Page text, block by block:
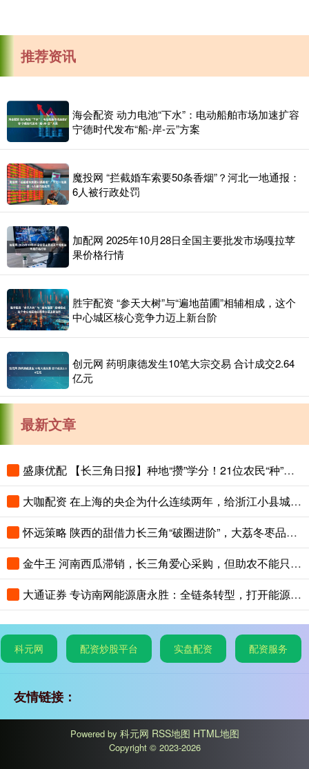
推荐资讯
海会配资 动力电池“下水”：电动船舶市场加速扩容
宁德时代发布“船-岸-云”方案
魔投网 “拦截婚车索要50条香烟”？河北一地通报：
6人被行政处罚
加配网 2025年10月28日全国主要批发市场嘎拉苹
果价格行情
胜宇配资 “参天大树”与“遍地苗圃”相辅相成，这个
中心城区核心竞争力迈上新台阶
创元网 药明康德发生10笔大宗交易 合计成交2.64
亿元
最新文章
盛康优配 【长三角日报】种地“攒”学分！21位农民“种”出大专文凭
大咖配资 在上海的央企为什么连续两年，给浙江小县城里的这个创新中心写感谢信？
怀远策略 陕西的甜借力长三角“破圈进阶”，大荔冬枣品鉴会在沪举办
金牛王 河南西瓜滞销，长三角爱心采购，但助农不能只靠爱心救场
大通证券 专访南网能源唐永胜：全链条转型，打开能源低碳发展新赛道
科元网 配资炒股平台 实盘配资 配资服务
友情链接：
Powered by 科元网 RSS地图 HTML地图
Copyright © 2023-2026